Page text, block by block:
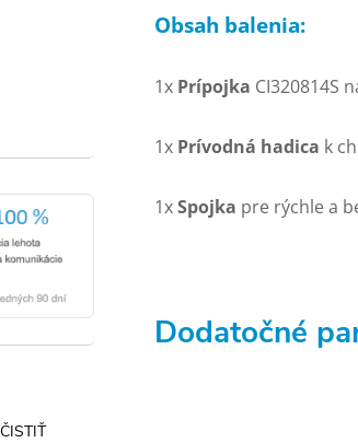
Obsah balenia:
1x Prípojka CI320814S
1x Prívodná hadica k
1xSpojka pre rýchle a
Dodatočné